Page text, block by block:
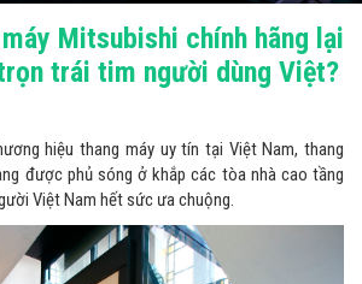
Mitsubishi chính hãng lại
trái tim người dùng Việt?
hiệu thang máy uy tín tại Việt Nam, thang
được phủ sóng ở khắp các tòa nhà cao tầng
Việt Nam hết sức ưa chuộng.